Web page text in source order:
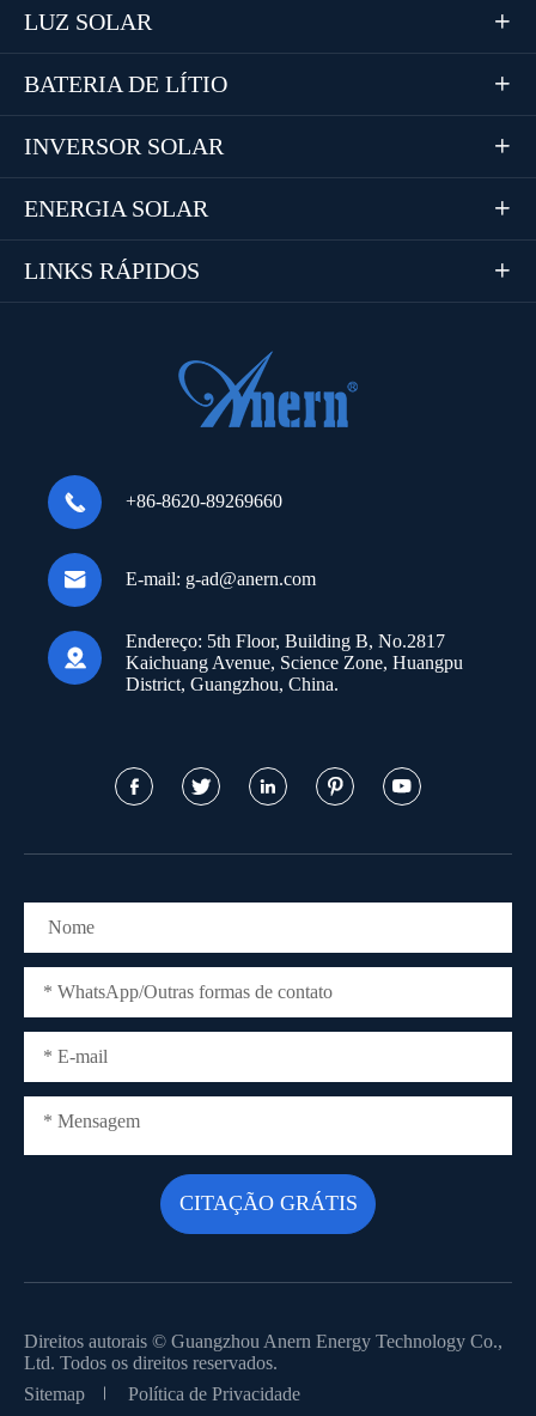
LUZ SOLAR 
BATERIA DE LÍTIO 
INVERSOR SOLAR 
ENERGIA SOLAR 
LINKS RÁPIDOS 
 +86-8620-89269660
 E-mail: g-ad@anern.com

Endereço: 5th Floor, Building B, No.2817
Kaichuang Avenue, Science Zone, Huangpu
District, Guangzhou, China.
    
Direitos autorais © Guangzhou Anern Energy Technology Co.,
Ltd. Todos os direitos reservados.
Sitemap
Política de Privacidade